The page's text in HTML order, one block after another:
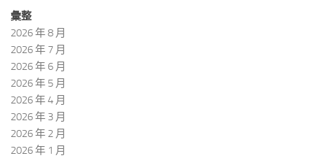
彙整
2026 年 8 月
2026 年 7 月
2026 年 6 月
2026 年 5 月
2026 年 4 月
2026 年 3 月
2026 年 2 月
2026 年 1 月